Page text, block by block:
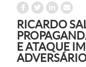
RICARDO
E ATAQUE